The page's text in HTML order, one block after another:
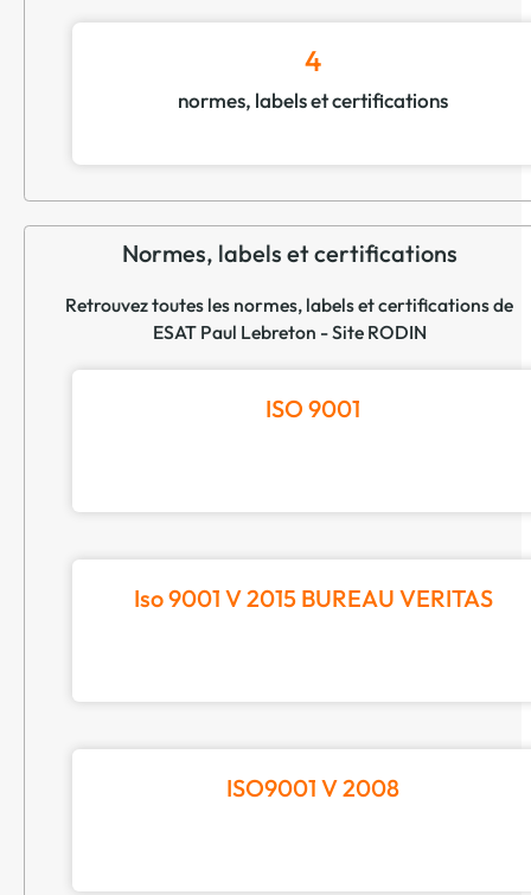
4
normes, labels et certifications
Normes, labels et certifications
Retrouvez toutes les normes, labels et certifications de
ESAT Paul Lebreton - Site RODIN
ISO 9001
Iso 9001 V 2015 BUREAU VERITAS
ISO9001 V 2008